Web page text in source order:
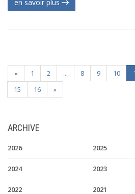
en savoir plus
« 1 2 ... 8 9 10
15
16 »
ARCHIVE
2026 2025
2024 2023
2022 2021